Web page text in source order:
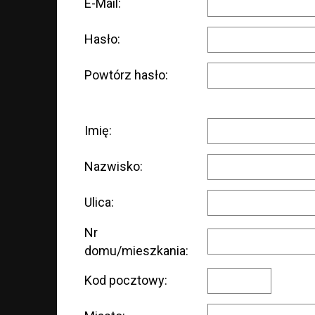
E-Mail:
Hasło:
Powtórz hasło:
Imię:
Nazwisko:
Ulica:
Nr
domu/mieszkania:
Kod pocztowy: